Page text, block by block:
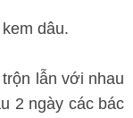
dâu.
lẫn với nhau
2 ngày các bác